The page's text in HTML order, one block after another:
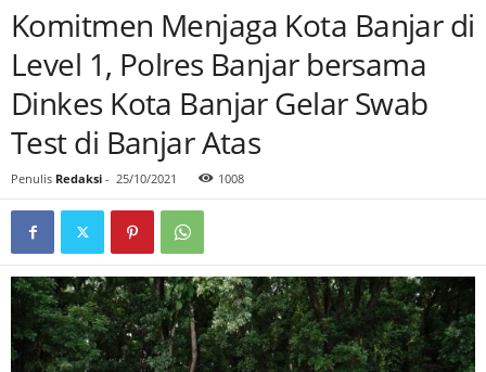
Komitmen Menjaga Kota Banjar di
Level 1, Polres Banjar bersama
Dinkes Kota Banjar Gelar Swab
Test di Banjar Atas
Penulis Redaksi - 25/10/2021 1008